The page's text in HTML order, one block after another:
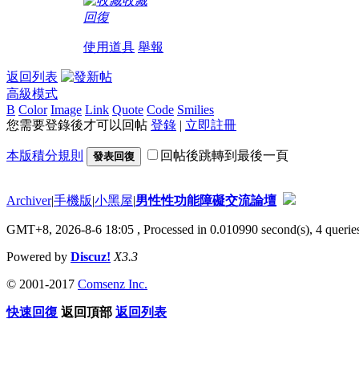
回復
使用道具 舉報
返回列表
高級模式
B Color Image Link Quote Code Smilies
您需要登錄後才可以回帖 登錄 | 立即註冊
本版積分規則 發表回復 回帖後跳轉到最後一頁
Archiver|手機版|小黑屋|男性性功能障礙交流論壇
GMT+8, 2026-8-6 18:05 , Processed in 0.010990 second(s), 4
Powered by Discuz! X3.3
© 2001-2017 Comsenz Inc.
快速回復 返回頂部 返回列表